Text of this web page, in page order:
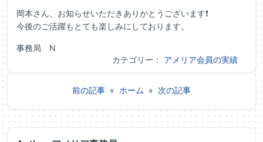
岡本さん、お知らせいただきありがとうございます❗
今後のご活躍もとても楽しみにしております。
事務局 N
カテゴリー： アメリア会員の実績
前の記事 « ホーム » 次の記事